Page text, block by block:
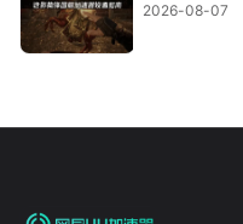
2026-08-07